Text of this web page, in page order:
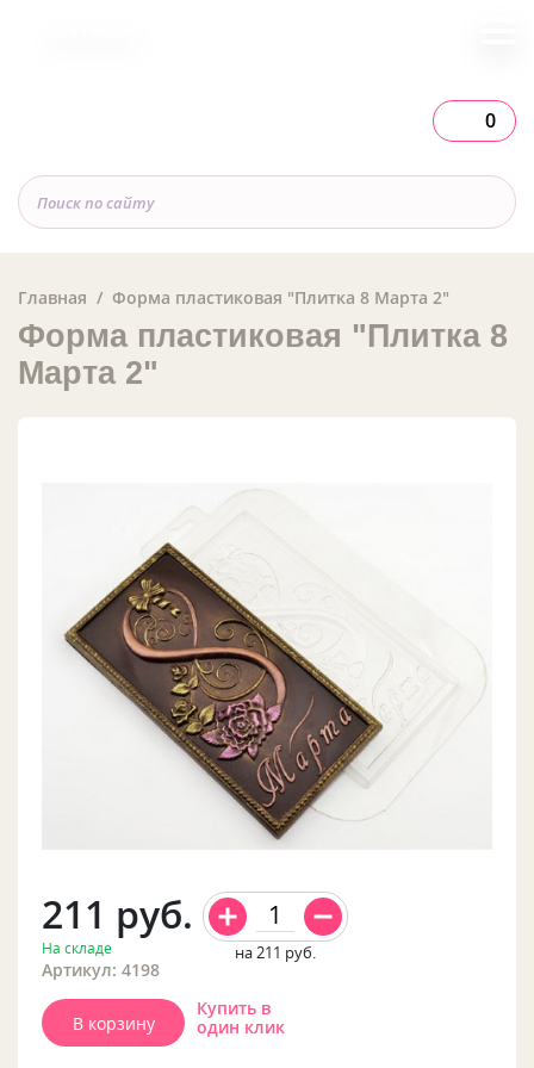
0
Главная Форма пластиковая "Плитка 8 Марта 2"
Форма пластиковая "Плитка 8
Марта 2"
211 руб.
На складе
Артикул: 4198
на 211 руб.
В корзину
Купить в
один клик